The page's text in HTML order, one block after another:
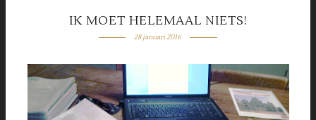
IK MOET HELEMAAL NIETS!
28 januari 2016